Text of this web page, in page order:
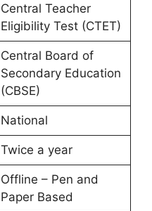
Central Teacher
Eligibility Test (CTET)
Central Board of
Secondary Education
(CBSE)
National
Twice a year
Offline – Pen and
Paper Based